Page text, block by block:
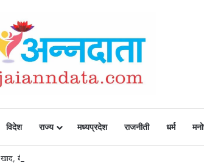
विदेश राज्य मध्यप्रदेश राजनीती धर्म
खाद, बीज और उर्वरकों की समय पर उपलब्धता से किसानों में उत्साह,